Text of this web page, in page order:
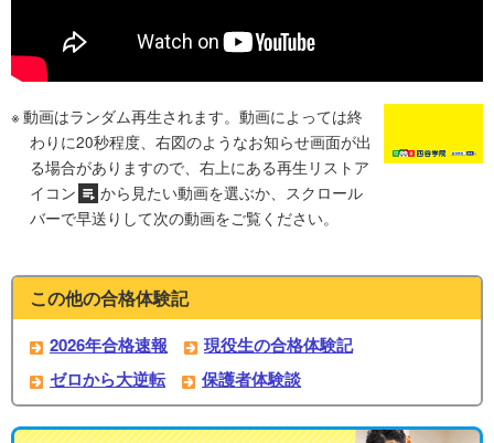
動画はランダム再生されます。動画によっては終
わりに20秒程度、右図のようなお知らせ画面が出
る場合がありますので、右上にある再生リストア
イコン
から見たい動画を選ぶか、スクロール
バーで早送りして次の動画をご覧ください。
この他の合格体験記
2026年合格速報
現役生の合格体験記
ゼロから大逆転
保護者体験談